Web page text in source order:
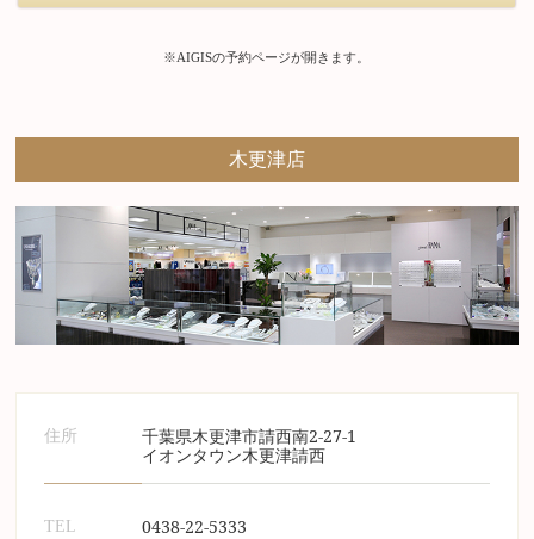
※AIGISの予約ページが開きます。
木更津店
住所
千葉県木更津市請西南2-27-1
イオンタウン木更津請西
TEL 0438-22-5333